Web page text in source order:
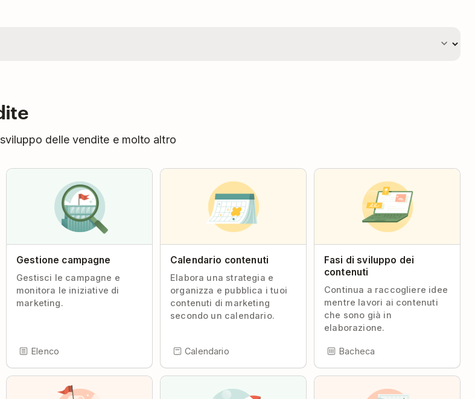
delle vendite e molto altro
Gestione campagne
Gestisci le campagne e
monitora le iniziative di
marketing.
Elenco
Calendario contenuti
Elabora una strategia e
organizza e pubblica i tuoi
contenuti di marketing
secondo un calendario.
Calendario
Fasi di sviluppo dei
contenuti
Continua a raccogliere idee
mentre lavori ai contenuti
che sono già in
elaborazione.
Bacheca